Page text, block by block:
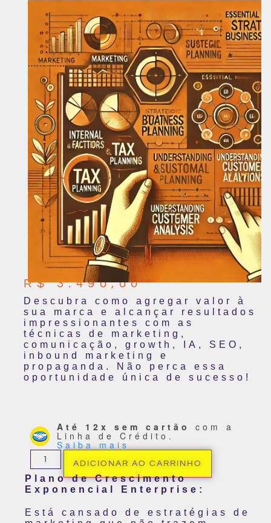
R$3.490,00
Descubra como agregar valor à
sua marca e alcançar resultados
impressionantes com as
técnicas de marketing,
comunicação, growth, IA, SEO,
inbound marketing e
propaganda. Não perca essa
oportunidade única de sucesso!
Até 12x sem cartão com a
Linha de Crédito.
Saiba mais
ADICIONAR AO CARRINHO
Plano de Crescimento
Exponencial Enterprise:
Está cansado de estratégias de